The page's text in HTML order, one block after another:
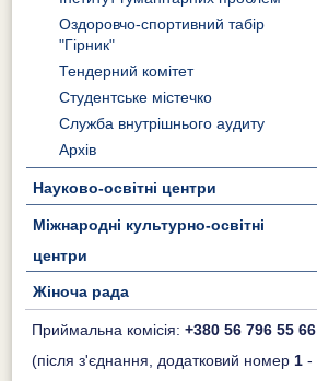
Оздоровчо-спортивний табір
"Гірник"
Тендерний комітет
Студентське містечко
Служба внутрішнього аудиту
Архів
Науково-освітні центри
Міжнародні культурно-освітні
центри
Жіноча рада
Приймальна комісія: +380 56 796 55 66
(після з'єднання, додатковий номер 1 -